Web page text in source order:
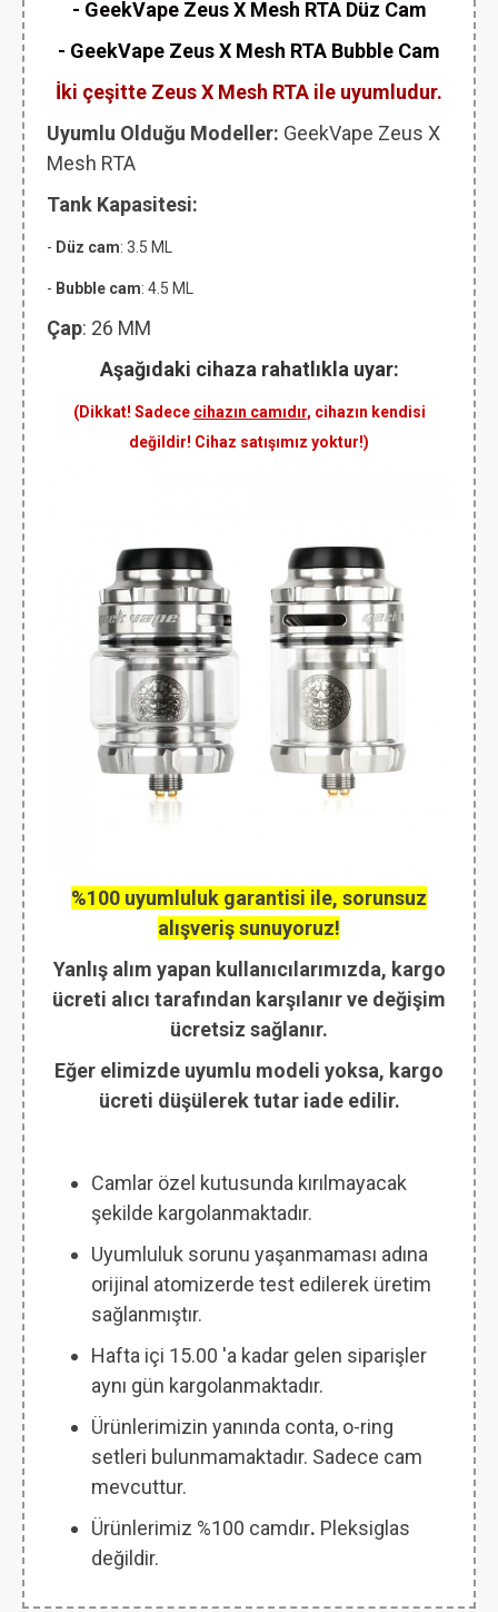
- GeekVape Zeus X Mesh RTA Düz Cam
- GeekVape Zeus X Mesh RTA Bubble Cam
İki çeşitte Zeus X Mesh RTA ile uyumludur.
Uyumlu Olduğu Modeller: GeekVape Zeus X
Mesh RTA
Tank Kapasitesi:
- Düz cam: 3.5 ML
- Bubble cam: 4.5 ML
Çap: 26 MM
Aşağıdaki cihaza rahatlıkla uyar:
(Dikkat! Sadece cihazın camıdır, cihazın kendisi
değildir! Cihaz satışımız yoktur!)
%100 uyumluluk garantisi ile, sorunsuz
alışveriş sunuyoruz!
Yanlış alım yapan kullanıcılarımızda, kargo
ücreti alıcı tarafından karşılanır ve değişim
ücretsiz sağlanır.
Eğer elimizde uyumlu modeli yoksa, kargo
ücreti düşülerek tutar iade edilir.
Camlar özel kutusunda kırılmayacak
şekilde kargolanmaktadır.
Uyumluluk sorunu yaşanmaması adına
orijinal atomizerde test edilerek üretim
sağlanmıştır.
Hafta içi 15.00 'a kadar gelen siparişler
aynı gün kargolanmaktadır.
Ürünlerimizin yanında conta, o-ring
setleri bulunmamaktadır. Sadece cam
mevcuttur.
Ürünlerimiz %100 camdır. Pleksiglas
değildir.